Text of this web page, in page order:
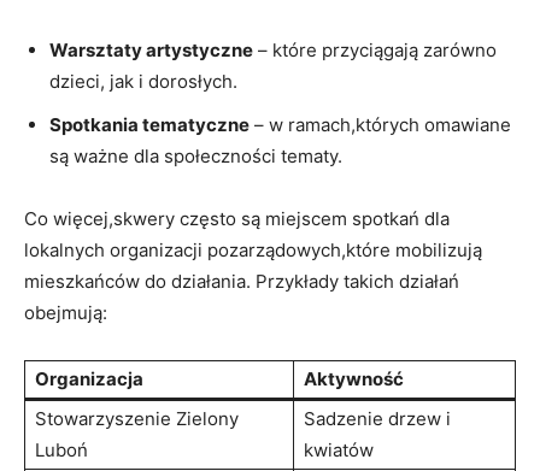
Warsztaty artystyczne – ‌które⁣ przyciągają zarówno
dzieci, jak i dorosłych.
Spotkania tematyczne – w ramach,których​ omawiane
są ważne dla⁢ społeczności‌ tematy.
Co więcej,skwery często są miejscem ‌spotkań ‍dla
lokalnych⁤ organizacji‍ pozarządowych,które mobilizują
mieszkańców do działania. Przykłady ⁣takich działań
obejmują:
Organizacja
Aktywność
Stowarzyszenie Zielony
Luboń
Sadzenie drzew i
kwiatów